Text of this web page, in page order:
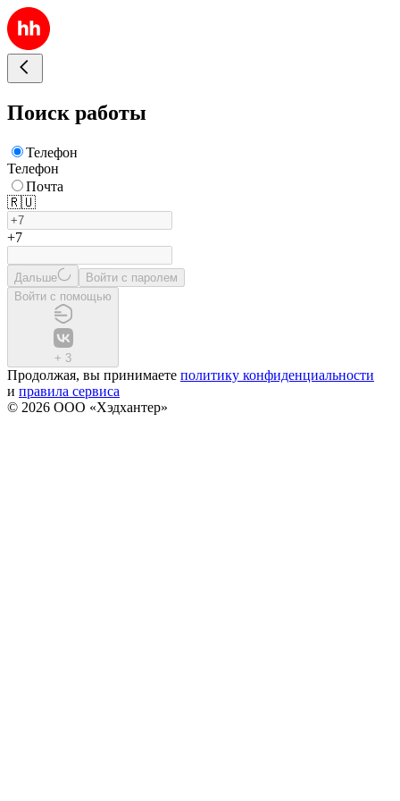
Поиск работы
Телефон
Телефон
Почта
🇷🇺
+7
Дальше
Войти с паролем
Войти с помощью
+ 3
Продолжая, вы принимаете политику конфиденциальности
и правила сервиса
© 2026 ООО «Хэдхантер»